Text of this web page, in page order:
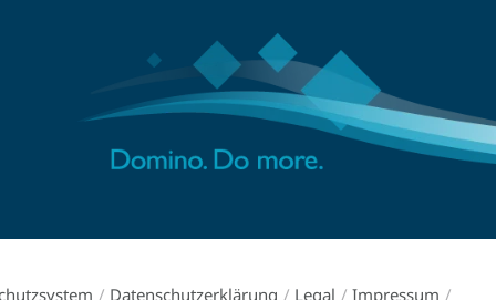
/ Datenschutzerklärung / Legal / Impressum /